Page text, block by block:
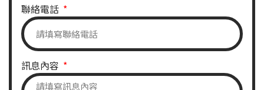
聯絡電話
訊息內容